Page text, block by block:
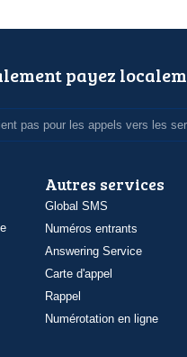
payez
pas pour les appels vers les
Autres services
Global SMS
Numéros entrants
Answering Service
Carte d'appel
Rappel
Numérotation en ligne